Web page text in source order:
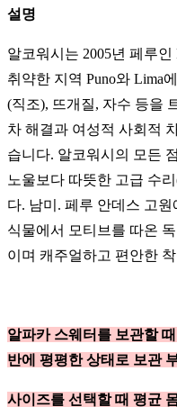
설명
알코워시는 2005년 페루인
취약한 지역 Puno와 Lima
(직조), 뜨개질, 자수 등을
차 해결과 여성적 사회적
습니다. 알코워시의 모든
노울보다 따뜻한 고급 수
다. 남미. 페루 안데스 고
식물에서 모티브를 따온
이며 캐주얼하고 편안한
알파카 스웨터를 보관할
반에 평평한 상태로 보관
사이즈를 선택할 때 평균